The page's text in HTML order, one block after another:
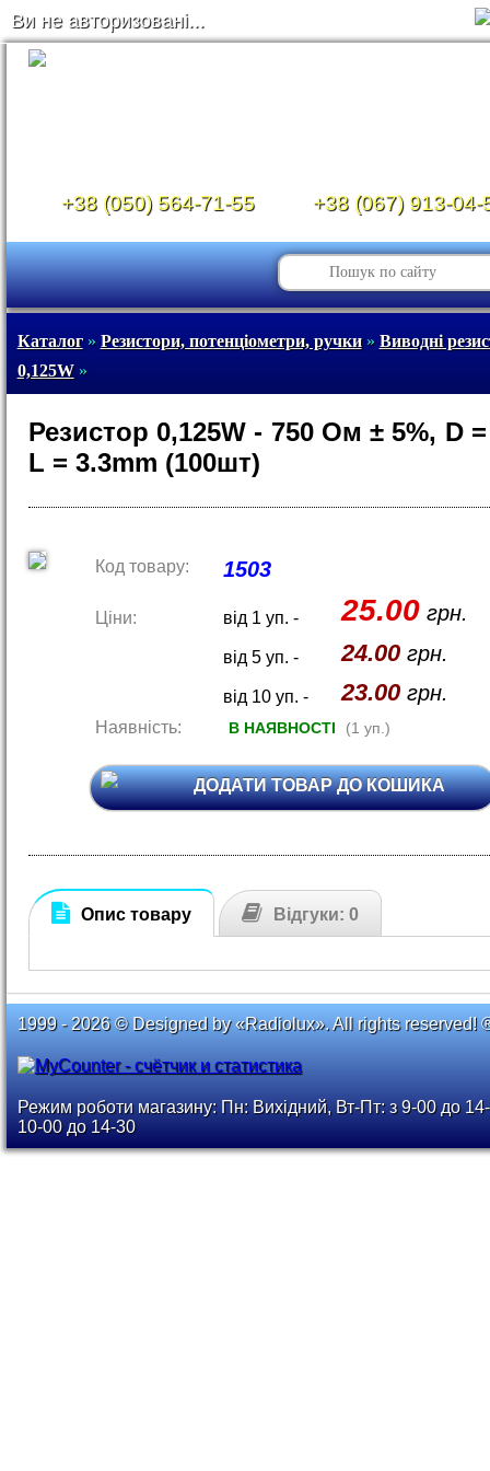
Ви не авторизовані...
+38 (050) 564-71-55 +38 (067) 913-04-
Каталог» Резистори, потенціометри, ручки» Виводні
0,125W»
Резистор 0,125W - 750 Ом ± 5%, D
L = 3.3mm (100шт)
Код товару: 1503
Ціни: від 1 уп. - 25.00грн.
від 5 уп. - 24.00грн.
від 10 уп. - 23.00грн.
Наявність: В НАЯВНОСТІ (1 уп.)
ДОДАТИ ТОВАР ДО КОШИКА
Опис товару Відгуки: 0
1999 - 2026 © Designed by «Radiolux». All rights reserved!
Режим роботи магазину: Пн: Вихідний, Вт-Пт: з 9-00 до
10-00 до 14-30